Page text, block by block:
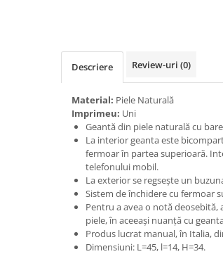
Descriere Review-uri (0)
Material: Piele Naturală
Imprimeu: Uni
Geantă din piele naturală cu
La interior geanta este
fermoar în partea superioară.
telefonului mobil.
La exterior se regsește un
Sistem de închidere cu fermoar
Pentru a avea o notă deosebită,
piele, în aceeași nuanță cu
Produs lucrat manual, în Italia,
Dimensiuni: L=45, l=14, H=34.